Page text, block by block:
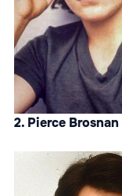
2. Pierce Brosnan